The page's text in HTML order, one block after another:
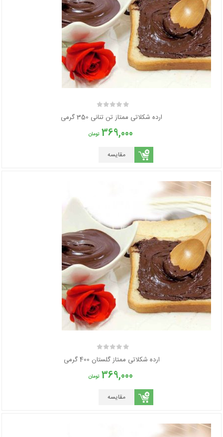
ارده شکلاتی ممتاز تن تنانی 350 گرمی
369,000 تومان
مقایسه
ارده شکلاتی ممتاز گلستان 400 گرمی
369,000 تومان
مقایسه